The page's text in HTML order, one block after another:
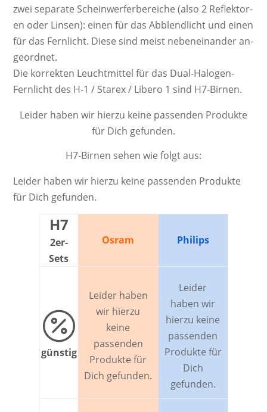
zwei se­pa­ra­te Schein­werf­er­be­rei­che (also 2 Re­flek­tor­
en oder Lin­sen): einen für das Ab­blend­licht und einen
für das Fern­licht. Diese sind meist neben­ein­ander an­
ge­ord­net.
Die kor­rek­ten Leucht­mit­tel für das Dual-Halogen-
Fernlicht des H-1 / Starex / Libero 1 sind H7-Birnen.
Leider haben wir hierzu keine passenden Produkte
für Dich gefunden.
H7-Birnen sehen wie folgt aus:
Leider haben wir hierzu keine passenden Produkte
für Dich gefunden.
H7
2er-
Sets
Osram Philips

günstig
Leider haben
wir hierzu
keine
passenden
Produkte für
Dich gefunden.
Leider
haben wir
hierzu keine
passenden
Produkte für
Dich
gefunden.